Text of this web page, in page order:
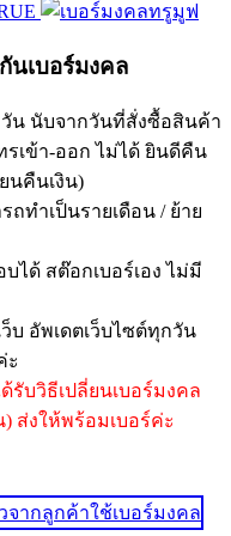
นเบอร์มงคล
น นับจากวันที่สั่งซื้อสินค้า
เข้า-ออก ไม่ได้ ยินดีคืน
นคืนเงิน)
ถทำเป็นรายเดือน / ย้าย
ได้ สต๊อกเบอร์เอง ไม่มี
บ อัพเดตเว็บไซต์ทุกวัน
ะ
รับวิธีเปลี่ยนเบอร์มงคล
) ส่งให้พร้อมเบอร์ค่ะ